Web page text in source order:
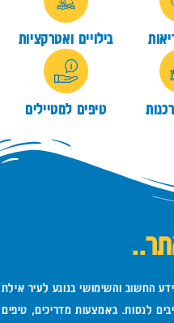
בילויים ואטרקציות
טיפים למטיילים
החשוב והשימושי בנוגע לעיר אילת
לנסות. באמצעות מדריכים, טיפים